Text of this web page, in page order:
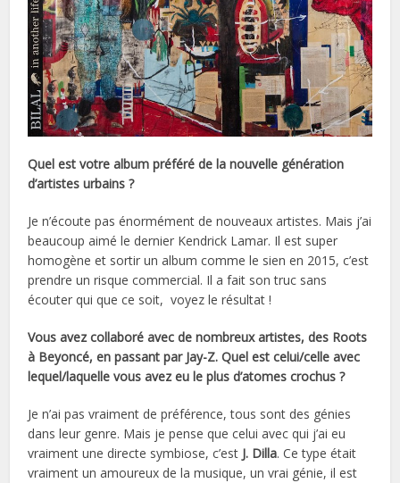
Quel est votre album préféré de la nouvelle génération
d’artistes urbains ?
Je n’écoute pas énormément de nouveaux artistes. Mais j’ai
beaucoup aimé le dernier Kendrick Lamar. Il est super
homogène et sortir un album comme le sien en 2015, c’est
prendre un risque commercial. Il a fait son truc sans
écouter qui que ce soit, voyez le résultat !
Vous avez collaboré avec de nombreux artistes, des Roots
à Beyoncé, en passant par Jay-Z. Quel est celui/celle avec
lequel/laquelle vous avez eu le plus d’atomes crochus ?
Je n’ai pas vraiment de préférence, tous sont des génies
dans leur genre. Mais je pense que celui avec qui j’ai eu
vraiment une directe symbiose, c’est J. Dilla. Ce type était
vraiment un amoureux de la musique, un vrai génie, il est